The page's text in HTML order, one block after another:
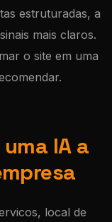
estruturadas, a
mais claros.
o site em uma
IA a
local de